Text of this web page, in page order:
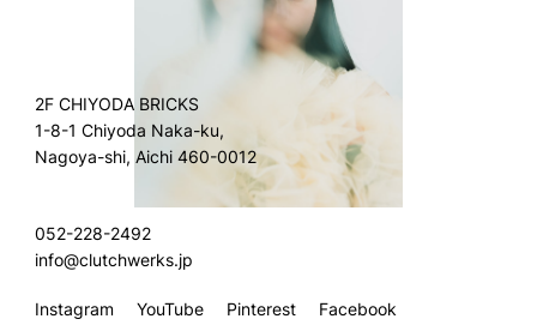
2F CHIYODA BRICKS
1-8-1 Chiyoda Naka-ku,
Nagoya-shi, Aichi 460-0012
052-228-2492
info@clutchwerks.jp
Instagram
YouTube Pinterest Facebook